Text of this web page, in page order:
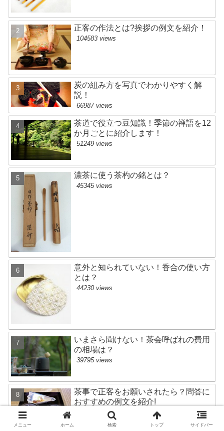
正客の作法とは?挨拶の例文を紹介！
104583 views
炭の組み方を写真でわかりやすく解
説！
66987 views
茶道で役立つ豆知識！季節の禅語を12
か月ごとに紹介します！
51249 views
濃茶に使う茶杓の銘とは？
45345 views
意外と知られていない！香合の使い方
とは？
44230 views
いまさら聞けない！茶会呼ばれの費用
の相場は？
39795 views
茶事で正客をお願いされたら？問答に
おすすめの例文を紹介!
34042 views
メニュー ホーム 検索 トップ サイドバー